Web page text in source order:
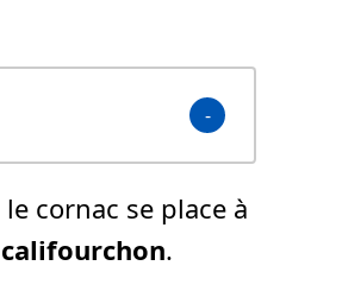
le cornac se place à
califourchon.